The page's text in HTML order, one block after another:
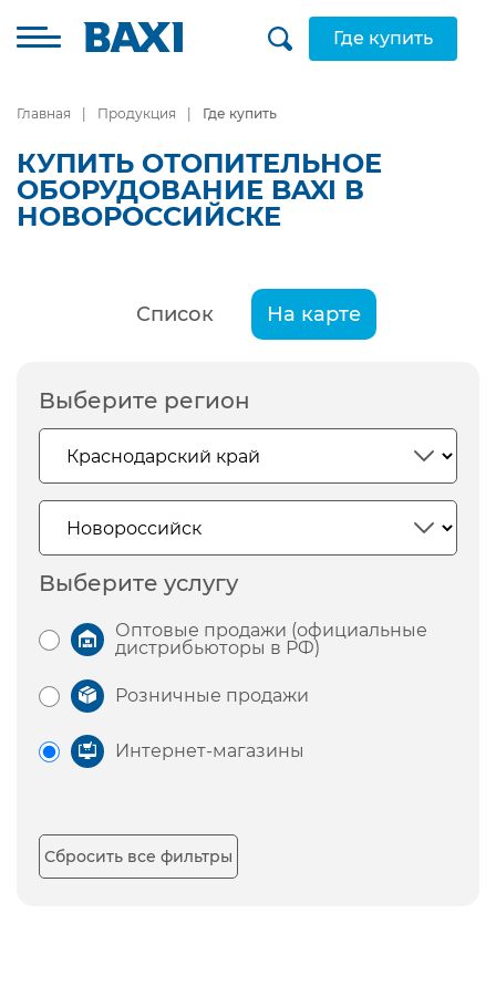
Где купить
Главная Продукция Где купить
КУПИТЬ ОТОПИТЕЛЬНОЕ
ОБОРУДОВАНИЕ BAXI В
НОВОРОССИЙСКЕ
Список На карте
Выберите регион
Выберите услугу
Оптовые продажи (официальные
дистрибьюторы в РФ)
Розничные продажи
Интернет-магазины
Сбросить все фильтры